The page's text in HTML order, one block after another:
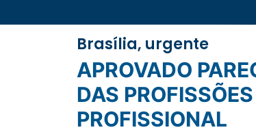
Brasília, urgente
APROVADO PARECER AO PROJETO QUE DISCIPLINA O EXERCÍCIO GRATUITO
DAS
PROFISSIONAL